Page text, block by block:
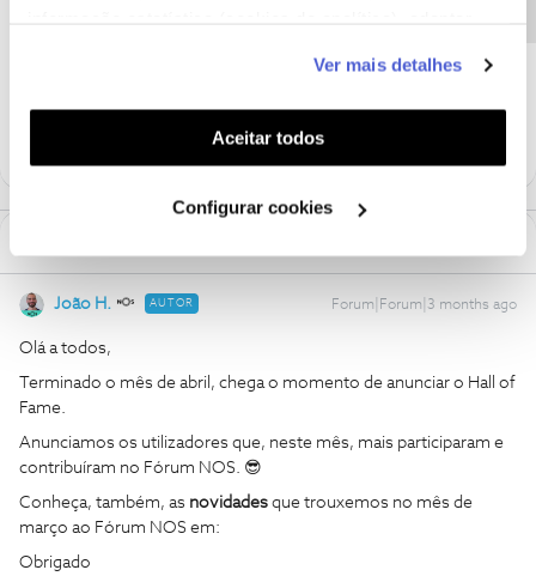
funcionalidades (cookies de personalização e
funcionalidade) e adaptar anúncios aos seus interesses
(cookies de publicidade personalizada). Pode gerir a
utilização dos cookies clicando em "Configurar
Ver mais detalhes
Aceitar todos
Configurar cookies
4 pessoas gostaram
João H. AUTOR Forum|Forum|3 months ago
Olá a todos,
Terminado o mês de abril, chega o momento de anunciar o Hall of
Fame.
Anunciamos os utilizadores que, neste mês, mais participaram e
contribuíram no Fórum NOS. 😎
Conheça, também, as novidades que trouxemos no mês de
março ao Fórum NOS em:
Obrigado